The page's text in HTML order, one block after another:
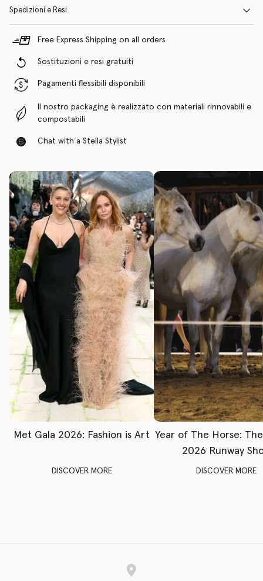
Spedizioni e Resi
Free Express Shipping on all orders
Sostituzioni e resi gratuiti
Pagamenti flessibili disponibili
Il nostro packaging è realizzato con materiali rinnovabili e
compostabili
Chat with a Stella Stylist
Met Gala 2026: Fashion is Art
DISCOVER MORE
Year of The Horse:
2026 Runway
DISCOVER MORE